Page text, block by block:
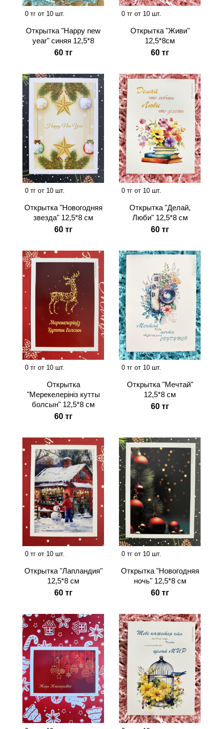
0 тг от 10 шт.
Открытка "Happy new
year" синяя 12,5*8
60 тг
0 тг от 10 шт.
Открытка "Живи"
12,5*8см
60 тг
0 тг от 10 шт.
Открытка "Новогодняя
звезда" 12,5*8 см
60 тг
0 тг от 10 шт.
Открытка "Делай,
Люби" 12,5*8 см
60 тг
0 тг от 10 шт.
Открытка
"Мерекелерiнiз кутты
болсын" 12,5*8 см
60 тг
0 тг от 10 шт.
Открытка "Мечтай"
12,5*8 см
60 тг
0 тг от 10 шт.
Открытка "Лапландия"
12,5*8 см
60 тг
0 тг от 10 шт.
Открытка "Новогодняя
ночь" 12,5*8 см
60 тг